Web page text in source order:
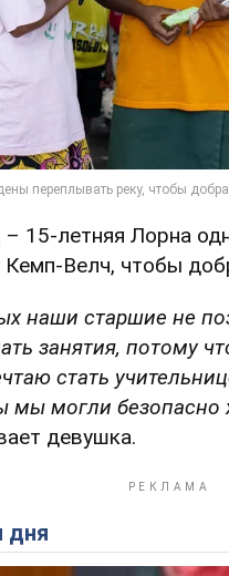
15-летняя Лорна
Кемп-Велч, чтобы
наши старшие не
занятия, потому
стать
мы могли безопасно
девушка.
дня